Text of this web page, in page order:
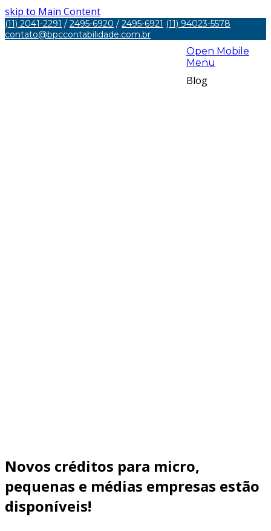
skip to Main Content
(11) 2041-2291 / 2495-6920 / 2495-6921 (11) 94023-5578
contato@bpccontabilidade.com.br
Open Mobile
Menu
Blog
Novos créditos para micro,
pequenas e médias empresas estão
disponíveis!